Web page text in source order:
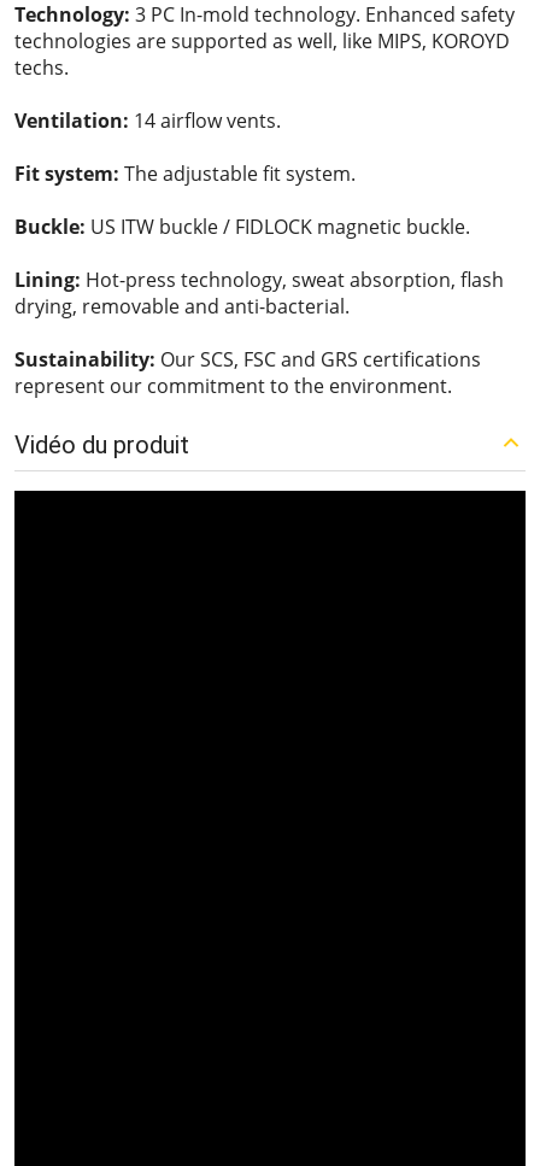
Technology: 3 PC In-mold technology. Enhanced safety
technologies are supported as well, like MIPS, KOROYD
techs.
Ventilation: 14 airflow vents.
Fit system: The adjustable fit system.
Buckle: US ITW buckle / FIDLOCK magnetic buckle.
Lining: Hot-press technology, sweat absorption, flash
drying, removable and anti-bacterial.
Sustainability: Our SCS, FSC and GRS certifications
represent our commitment to the environment.
Vidéo du produit